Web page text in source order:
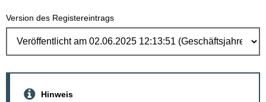
Version des Registereintrags
Hinweis